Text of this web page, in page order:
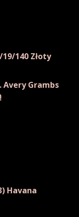
140 Złoty
Grambs
Havana